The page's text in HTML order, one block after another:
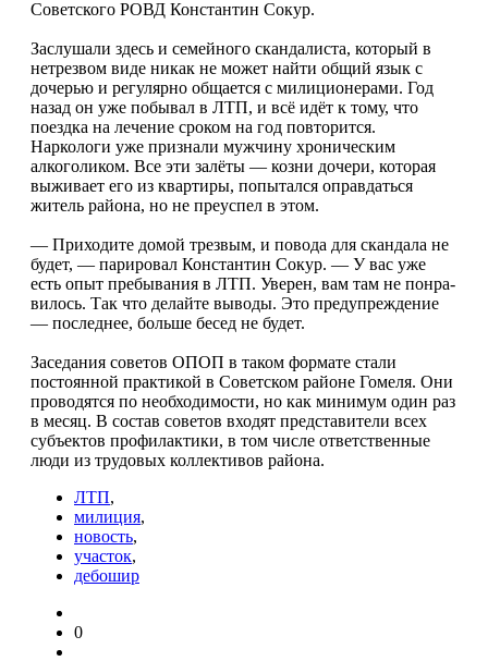
Советского РОВД Константин Сокур.
Заслушали здесь и семейного скандалиста, который в
нетрезвом виде никак не может найти общий язык с
дочерью и регулярно общается с милиционерами. Год
назад он уже побывал в ЛТП, и всё идёт к тому, что
поездка на лечение сроком на год повторит­ся.
Наркологи уже при­знали мужчину хрони­ческим
алкоголиком. Все эти залёты — козни доче­ри, которая
выживает его из квартиры, попытался оправдаться
житель райо­на, но не преуспел в этом.
— Приходите домой трезвым, и повода для скандала не
будет, — парировал Константин Сокур. — У вас уже
есть опыт пребывания в ЛТП. Уверен, вам там не понра­
вилось. Так что делай­те выводы. Это преду­преждение
— последнее, больше бесед не будет.
Заседания советов ОПОП в таком формате стали
постоянной прак­тикой в Советском рай­оне Гомеля. Они
прово­дятся по необходимости, но как минимум один раз
в месяц. В состав сове­тов входят представители всех
субъектов профилак­тики, в том числе ответ­ственные
люди из трудо­вых коллективов района.
ЛТП,
милиция,
новость,
участок,
дебошир
0